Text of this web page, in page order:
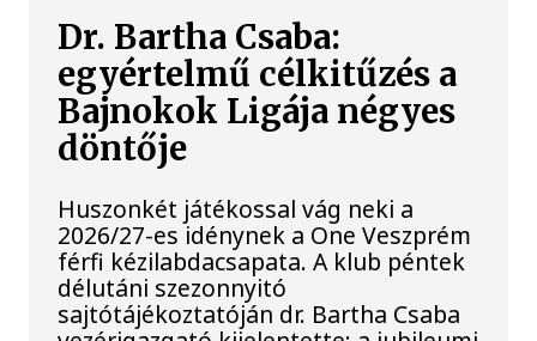
Dr. Bartha Csaba:
egyértelmű célkitűzés a
Bajnokok Ligája négyes
döntője
Huszonkét játékossal vág neki a
2026/27-es idénynek a One Veszprém
férfi kézilabdacsapata. A klub péntek
délutáni szezonnyitó
sajtótájékoztatóján dr. Bartha Csaba